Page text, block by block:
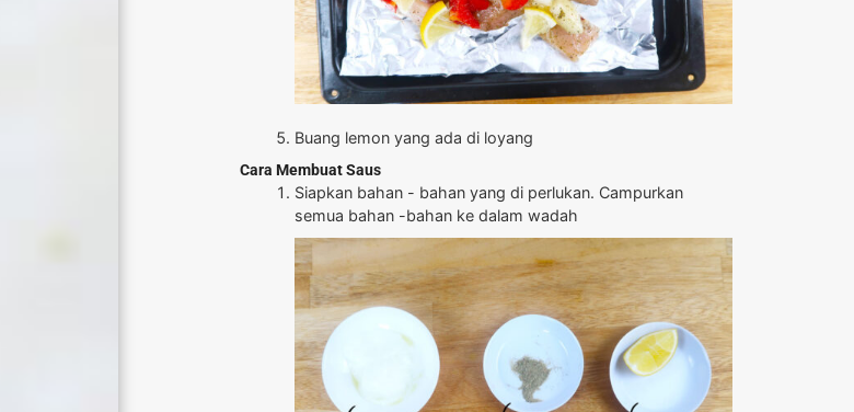
Buang lemon yang ada di loyang
Cara Membuat Saus
Siapkan bahan - bahan yang di perlukan. Campurkan
semua bahan -bahan ke dalam wadah